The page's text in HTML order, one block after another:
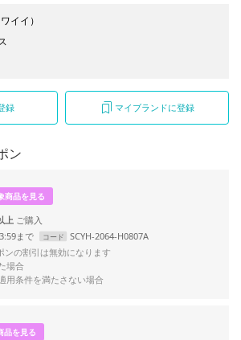
ワイイ）
録 マイブランドに登録
ン
商品を見る
上
まで コード
SCYH-2064-H0807A
の割引は無効になります
場合
用条件を満たさない場合
品を見る